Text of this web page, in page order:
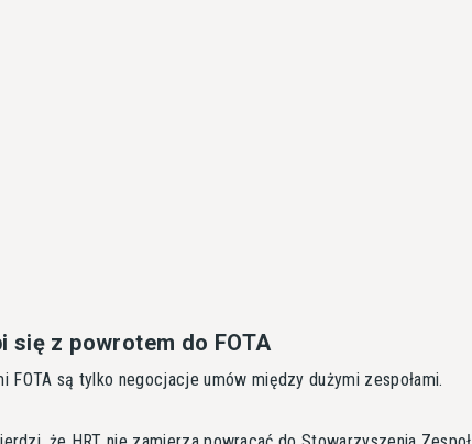
się z powrotem do FOTA
FOTA są tylko negocjacje umów między dużymi zespołami.